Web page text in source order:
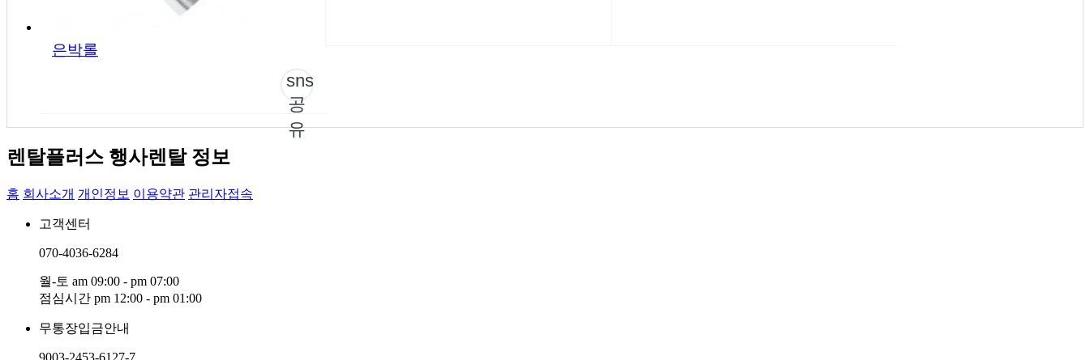
은박롤
sns
공
유
렌탈플러스 행사렌탈 정보
홈 회사소개 개인정보 이용약관 관리자접속
고객센터
070-4036-6284
월-토 am 09:00 - pm 07:00
점심시간 pm 12:00 - pm 01:00
무통장입금안내
9003-2453-6127-7